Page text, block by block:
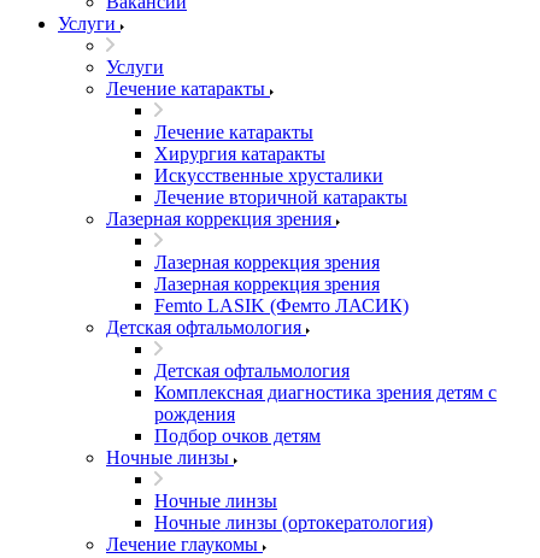
Услуги
Услуги
Лечение катаракты
Лечение катаракты
Хирургия катаракты
Искусственные хрусталики
Лечение вторичной катаракты
Лазерная коррекция зрения
Лазерная коррекция зрения
Лазерная коррекция зрения
Femto LASIK (Фемто ЛАСИК)
Детская офтальмология
Детская офтальмология
Комплексная диагностика зрения детям c
рождения
Подбор очков детям
Ночные линзы
Ночные линзы
Ночные линзы (ортокератология)
Лечение глаукомы